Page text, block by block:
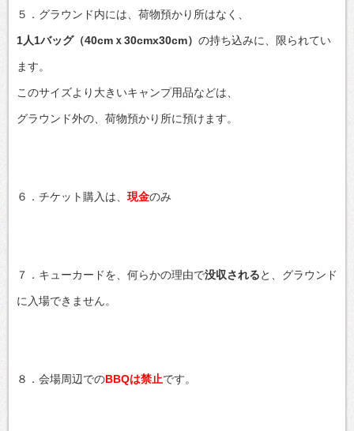
５．グラウンド内には、荷物預かり所はなく、
1人1バッグ（40cmｘ30cmx30cm） の持ち込みに、限られてい
ます。
このサイズより大きいキャンプ用品などは、
グラウンド外の、荷物預かり所に預けます。
６．チケット購入は、 現金のみ
７．キューカードを、何らかの理由で没収されると、グラウンド
に入場できません。
８．会場周辺でのBBQは禁止です。